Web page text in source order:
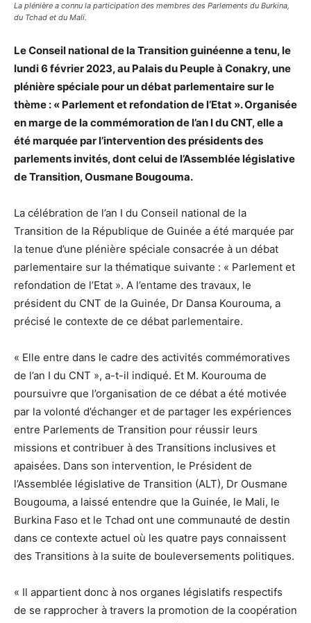
La plénière a connu la participation des membres des Parlements du Burkina,
du Tchad et du Mali.
Le Conseil national de la Transition guinéenne a tenu, le
lundi 6 février 2023, au Palais du Peuple à Conakry, une
plénière spéciale pour un débat parlementaire sur le
thème : « Parlement et refondation de l’Etat ». Organisée
en marge de la commémoration de l’an I du CNT, elle a
été marquée par l’intervention des présidents des
parlements invités, dont celui de l’Assemblée législative
de Transition, Ousmane Bougouma.
La célébration de l’an I du Conseil national de la
Transition de la République de Guinée a été marquée par
la tenue d’une plénière spéciale consacrée à un débat
parlementaire sur la thématique suivante : « Parlement et
refondation de l’Etat ». A l’entame des travaux, le
président du CNT de la Guinée, Dr Dansa Kourouma, a
précisé le contexte de ce débat parlementaire.
« Elle entre dans le cadre des activités commémoratives
de l’an I du CNT », a-t-il indiqué. Et M. Kourouma de
poursuivre que l’organisation de ce débat a été motivée
par la volonté d’échanger et de partager les expériences
entre Parlements de Transition pour réussir leurs
missions et contribuer à des Transitions inclusives et
apaisées. Dans son intervention, le Président de
l’Assemblée législative de Transition (ALT), Dr Ousmane
Bougouma, a laissé entendre que la Guinée, le Mali, le
Burkina Faso et le Tchad ont une communauté de destin
dans ce contexte actuel où les quatre pays connaissent
des Transitions à la suite de bouleversements politiques.
« Il appartient donc à nos organes législatifs respectifs
de se rapprocher à travers la promotion de la coopération